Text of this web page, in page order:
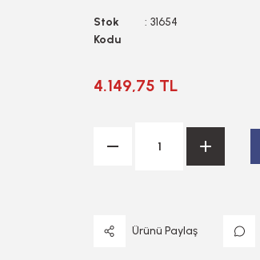
Stok
Kodu
31654
4.149,75 TL
Ürünü Paylaş